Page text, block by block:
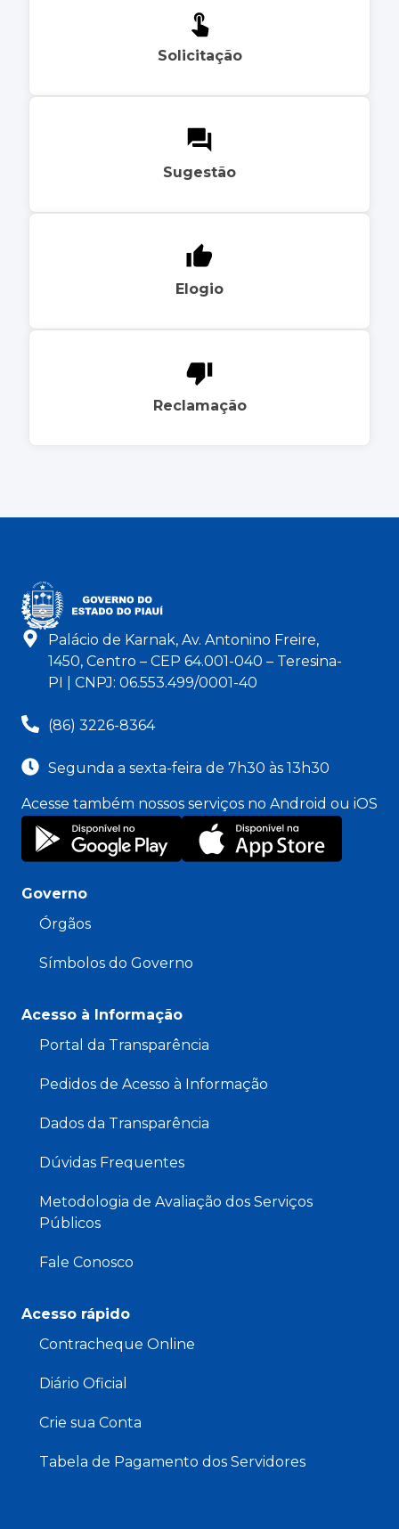
Solicitação
Sugestão
Elogio
Reclamação
Palácio de Karnak, Av. Antonino Freire,
1450, Centro – CEP 64.001-040 – Teresina-
PI | CNPJ: 06.553.499/0001-40
(86) 3226-8364
Segunda a sexta-feira de 7h30 às 13h30
Acesse também nossos serviços no Android ou iOS
Governo
Órgãos
Símbolos do Governo
Acesso à Informação
Portal da Transparência
Pedidos de Acesso à Informação
Dados da Transparência
Dúvidas Frequentes
Metodologia de Avaliação dos Serviços
Públicos
Fale Conosco
Acesso rápido
Contracheque Online
Diário Oficial
Crie sua Conta
Tabela de Pagamento dos Servidores